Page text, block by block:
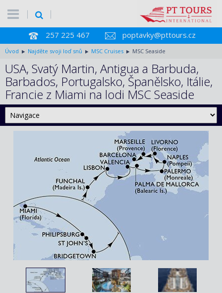
257 225 467 poptavky@pttours.cz
Úvod Najděte svoji loď snů MSC Cruises MSC Seaside
USA, Svatý Martin, Antigua a Barbuda,
Barbados, Portugalsko, Španělsko, Itálie,
Francie z Miami na lodi MSC Seaside